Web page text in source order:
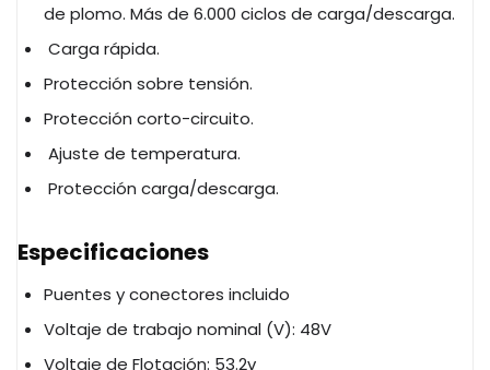
de plomo. Más de 6.000 ciclos de carga/descarga.
Carga rápida.
Protección sobre tensión.
Protección corto-circuito.
Ajuste de temperatura.
Protección carga/descarga.
Especificaciones
Puentes y conectores incluido
Voltaje de trabajo nominal (V): 48V
Voltaje de Flotación: 53.2v